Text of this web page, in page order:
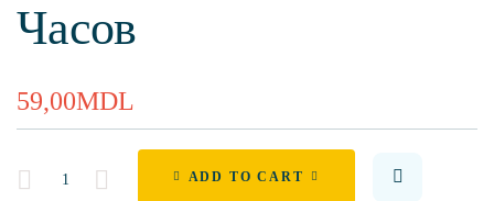
Часов
59,00MDL
Quantity ADD TO CART